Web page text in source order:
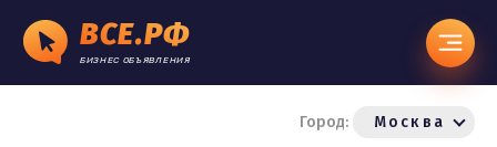
ВСЕ.РФ
БИЗНЕС ОБЪЯВЛЕНИЯ
Город: Москва